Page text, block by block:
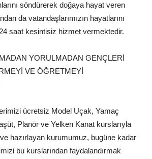
söndürerek doğaya hayat veren
da vatandaşlarımızın hayatlarını
saat kesintisiz hizmet vermektedir.
YORULMADAN GENÇLERİ
VE ÖĞRETMEYİ
ücretsiz Model Uçak, Yamaç
Planör ve Yelken Kanat kurslarıyla
ve hazırlayan kurumumuz, bugüne kadar
bu kurslarından faydalandırmak